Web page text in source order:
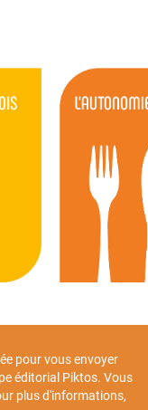
pour vous envoyer
éditorial Piktos. Vous
plus d'informations,